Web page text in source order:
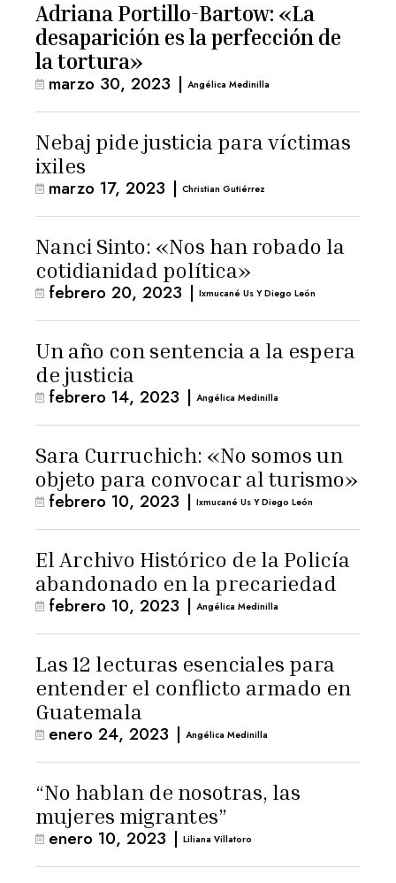
Adriana Portillo-Bartow: «La
desaparición es la perfección de
la tortura»
marzo 30, 2023 | Angélica Medinilla
Nebaj pide justicia para víctimas
ixiles
marzo 17, 2023 | Christian Gutiérrez
Nanci Sinto: «Nos han robado la
cotidianidad política»
febrero 20, 2023 | Ixmucané Us Y Diego León
Un año con sentencia a la espera
de justicia
febrero 14, 2023 | Angélica Medinilla
Sara Curruchich: «No somos un
objeto para convocar al turismo»
febrero 10, 2023 | Ixmucané Us Y Diego León
El Archivo Histórico de la Policía
abandonado en la precariedad
febrero 10, 2023 | Angélica Medinilla
Las 12 lecturas esenciales para
entender el conflicto armado en
Guatemala
enero 24, 2023 | Angélica Medinilla
“No hablan de nosotras, las
mujeres migrantes”
enero 10, 2023 | Liliana Villatoro